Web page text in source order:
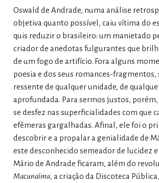
Oswald de Andrade, numa análise
objetiva quanto possível, caiu vítima do
quis reduzir o brasileiro: um manietado
criador de anedotas fulgurantes que
de um fogo de artifício. Fora alguns
poesia e dos seus romances-fragmentos,
ressente de qualquer unidade, de
aprofundada. Para sermos justos,
se desfez nas superficialidades com que
efêmeras gargalhadas. Afinal, ele foi o
descobrir e a propalar a genialidade de
este desconhecido semeador de lucidez
Mário de Andrade ficaram, além do
Macunaíma, a criação da Discoteca